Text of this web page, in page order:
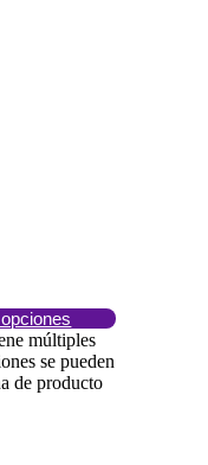
múltiples
se pueden
de producto